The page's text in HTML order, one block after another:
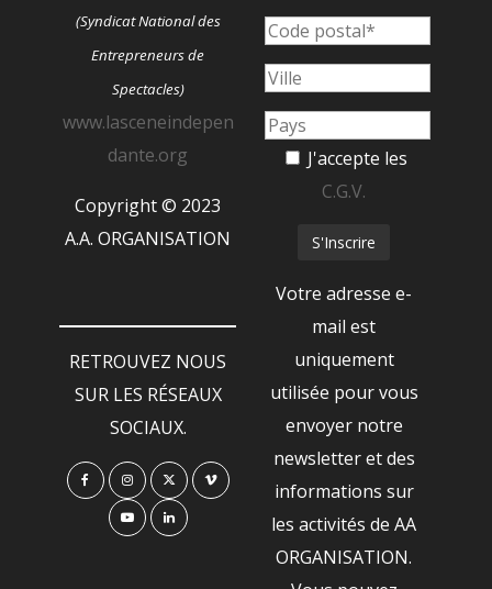
(Syndicat National des
Entrepreneurs de
Spectacles)
www.lasceneindepen
dante.org
Copyright © 2023
A.A. ORGANISATION
RETROUVEZ NOUS
SUR LES RÉSEAUX
SOCIAUX.
J'accepte les
C.G.V.
Votre adresse e-
mail est
uniquement
utilisée pour vous
envoyer notre
newsletter et des
informations sur
les activités de AA
ORGANISATION.